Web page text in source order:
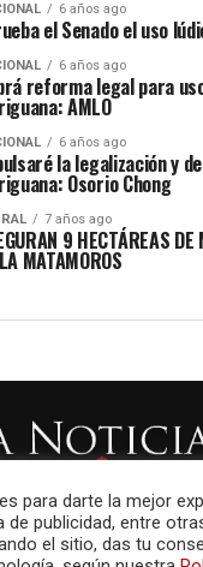
6 años ago
el Senado el uso
6 años ago
reforma legal para
AMLO
6 años ago
la legalización y
Osorio Chong
7 años ago
9 HECTÁREAS DE
MATAMOROS
para darte la mejor
de publicidad, entre
el sitio, das tu